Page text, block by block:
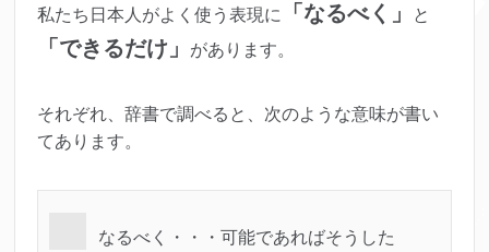
私たち日本人がよく使う表現に 「なるべく」 と
「できるだけ」 があります。
それぞれ、辞書で調べると、次のような意味が書い
てあります。
なるべく・・・可能であればそうした